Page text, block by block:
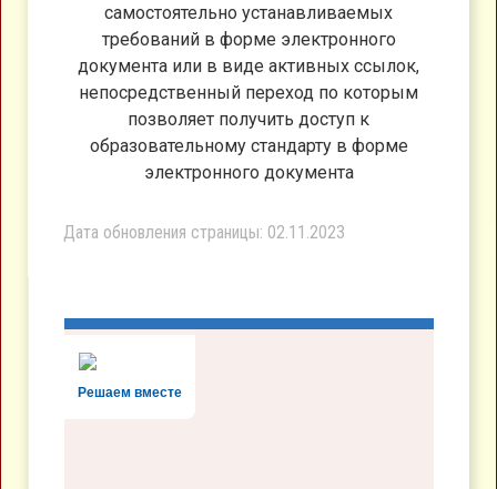
самостоятельно устанавливаемых
требований в форме электронного
документа или в виде активных ссылок,
непосредственный переход по которым
позволяет получить доступ к
образовательному стандарту в форме
электронного документа
Дата обновления страницы: 02.11.2023
Решаем вместе